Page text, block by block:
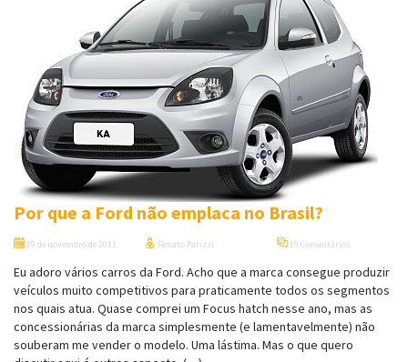
Por que a Ford não emplaca no Brasil?
29 de novembro de 2011 Renato Parizzi 19 Comentários
Eu adoro vários carros da Ford. Acho que a marca consegue produzir
veículos muito competitivos para praticamente todos os segmentos
nos quais atua. Quase comprei um Focus hatch nesse ano, mas as
concessionárias da marca simplesmente (e lamentavelmente) não
souberam me vender o modelo. Uma lástima. Mas o que quero